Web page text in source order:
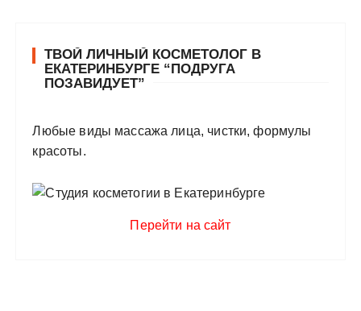
ТВОЙ ЛИЧНЫЙ КОСМЕТОЛОГ В
ЕКАТЕРИНБУРГЕ “ПОДРУГА
ПОЗАВИДУЕТ”
Любые виды массажа лица, чистки, формулы
красоты.
Перейти на сайт